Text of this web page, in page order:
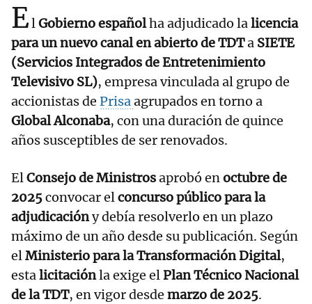
ElGobierno españolha adjudicado lalicencia
para un nuevo canal en abierto de TDTa SIETE
(Servicios Integrados de Entretenimiento
Televisivo SL), empresa vinculada al grupo de
accionistas de Prisaagrupados en torno a
Global Alconaba, con una duración de quince
años susceptibles de ser renovados.
ElConsejo de Ministrosaprobó enoctubre de
2025convocar elconcurso público para la
adjudicacióny debía resolverlo en un plazo
máximo de un año desde su publicación. Según
elMinisterio para la Transformación Digital,
estalicitaciónla exige elPlan Técnico Nacional
de la TDT, en vigor desde marzo de 2025.